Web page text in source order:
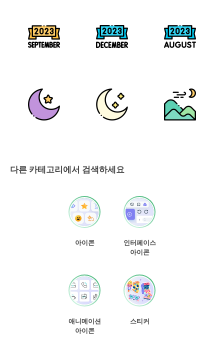
다른 카테고리에서 검색하세요
아이콘
인터페이스
아이콘
애니메이션
아이콘
스티커